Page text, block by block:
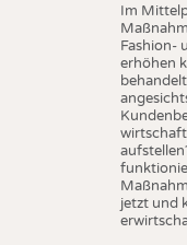
Im
Fashion-
erhöhen
jetzt und